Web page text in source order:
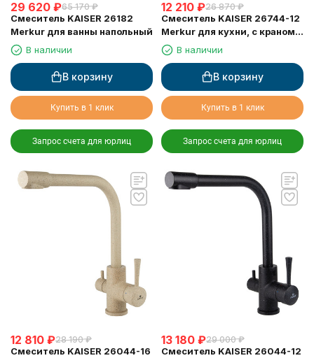
29 620 ₽65 170 ₽
Смеситель KAISER 26182
Merkur для ванны напольный
В наличии
В корзину
Купить в 1 клик
Запрос счета для юрлиц
12 210 ₽26 870 ₽
Смеситель KAISER 26744-12
Merkur для кухни, с краном
для питьевой воды, черный
мрамор
В наличии
В корзину
Купить в 1 клик
Запрос счета для юрлиц
12 810 ₽28 190 ₽
Смеситель KAISER 26044-16
13 180 ₽29 000 ₽
Смеситель KAISER 26044-12